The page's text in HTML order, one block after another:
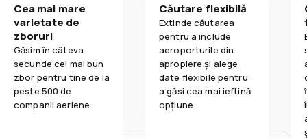
Cea mai mare
varietate de
zboruri
Găsim în câteva
secunde cel mai bun
zbor pentru tine de la
peste 500 de
companii aeriene.
Căutare flexibilă
Extinde căutarea
pentru a include
aeroporturile din
apropiere și alege
date flexibile pentru
a găsi cea mai ieftină
opțiune.